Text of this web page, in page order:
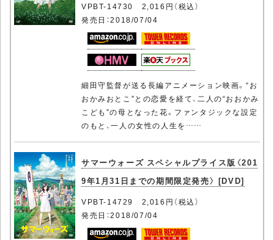
VPBT-14730 2,016円（税込）
発売日：2018/07/04
細田守監督が送る長編アニメーション映画。“お
おかみおとこ”との恋愛を経て、二人の“おおかみ
こども”の母となった花。ファンタジックな設定
のもと、一人の女性の人生を……
サマーウォーズ スペシャルプライス版〈201
9年1月31日までの期間限定発売〉 [DVD]
VPBT-14729 2,016円（税込）
発売日：2018/07/04